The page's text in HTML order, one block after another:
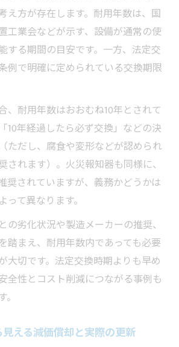
え方が存在します。耐用年数は、国
工業会などが示す、設備が通常の使
する期間の目安です。一方、法定交
例で明確に定められている交換期限
、耐用年数はおおむね10年とされて
10年経過したら必ず交換」などの決
ただし、腐食や変形などが認められ
されます）。火災報知器も同様に、
奨されていますが、義務かどうかは
て異なります。
の劣化状況や製造メーカーの推奨、
踏まえ、耐用年数内であっても必要
大切です。法定交換時期よりも早め
全性とコスト削減につながる事例も
える減価償却と実際の更新